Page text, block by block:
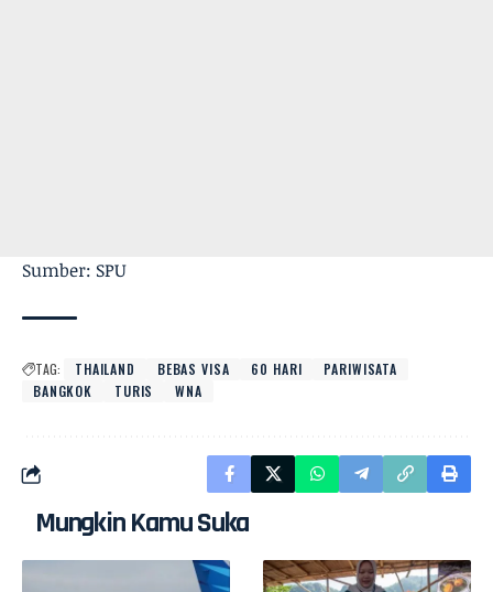
Sumber: SPU
TAG: THAILAND BEBAS VISA 60 HARI
PARIWISATA
BANGKOK
TURIS WNA
Mungkin Kamu Suka